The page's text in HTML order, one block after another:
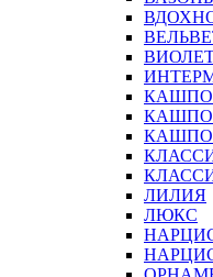
КАШПО
КАШПО
КАШПО
ЛИЛИЯ
ЛЮКС